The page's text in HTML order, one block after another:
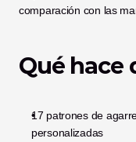
comparación con las
Qué hace
17 patrones de
personalizadas